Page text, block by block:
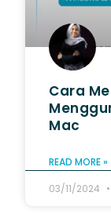
Cara
Mac
READ MORE »
03/11/2024